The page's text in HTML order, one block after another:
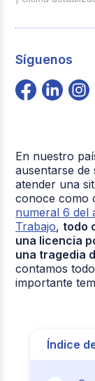
Síguenos
En nuestro
ausentarse
atender una
conoce como
numeral 6 del
Trabajo, todo
una licencia
una tragedia
contamos
importante
Índice